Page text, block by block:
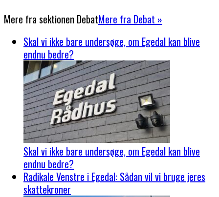
Mere fra sektionen DebatMere fra Debat »
Skal vi ikke bare undersøge, om Egedal kan blive
endnu bedre?
Skal vi ikke bare undersøge, om Egedal kan blive
endnu bedre?
Radikale Venstre i Egedal: Sådan vil vi bruge jeres
skattekroner